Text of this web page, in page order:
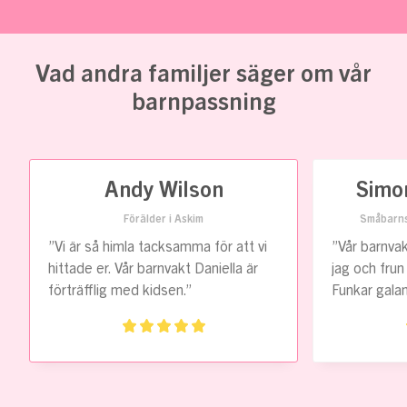
Vad andra familjer säger om vår
barnpassning
Andy Wilson
Förälder i Askim
”Vi är så himla tacksamma för att vi
hittade er. Vår barnvakt Daniella är
förträfflig med kidsen.”
”Vår
jag och
Funkar